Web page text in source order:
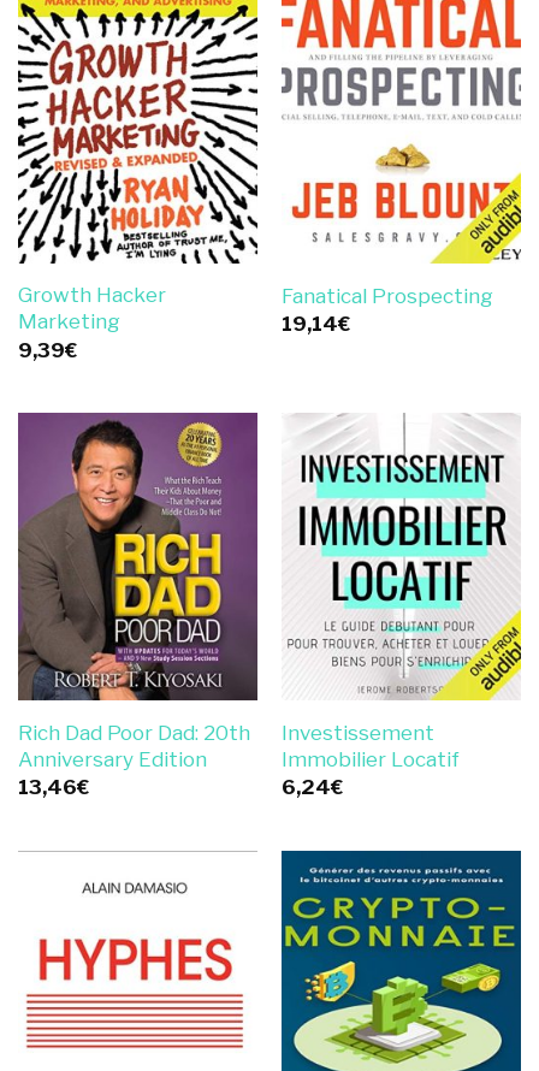
Growth Hacker
Marketing
9,39€
Fanatical Prospecting
19,14€
Rich Dad Poor Dad: 20th
Anniversary Edition
13,46€
Investissement
Immobilier Locatif
6,24€